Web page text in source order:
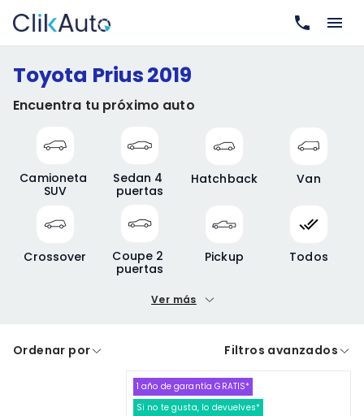
Toyota Prius 2019
Encuentra tu próximo auto
Camioneta
SUV
Sedan 4
puertas
Hatchback Van
Crossover
Coupe 2
puertas
Pickup Todos
Precio máximo
A crédito De contado
Cdmx y Edo Mex Querétaro
Ver más
Ordenar por Filtros avanzados
1 año de garantía GRATIS*
Si no te gusta, lo devuelves*